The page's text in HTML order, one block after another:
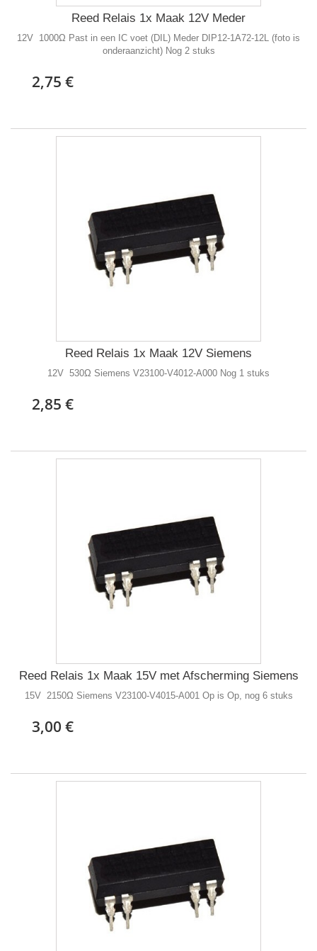
Reed Relais 1x Maak 12V Meder
12V 1000Ω Past in een IC voet (DIL) Meder DIP12-1A72-12L (foto is
onderaanzicht) Nog 2 stuks
2,75 €
Reed Relais 1x Maak 12V Siemens
12V 530Ω Siemens V23100-V4012-A000 Nog 1 stuks
2,85 €
Reed Relais 1x Maak 15V met Afscherming Siemens
15V 2150Ω Siemens V23100-V4015-A001 Op is Op, nog 6 stuks
3,00 €